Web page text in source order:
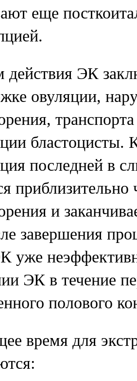
еще
ЭК
овуляции,
бластоцисты.
последней в
приблизительно
и
завершения
уже
ЭК в течение
полового
время для